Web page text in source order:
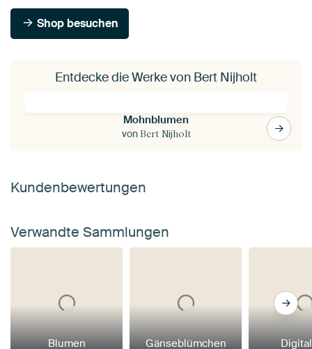
Shop besuchen
Entdecke die Werke von Bert Nijholt
Mohnblumen
von Bert Nijholt
Kundenbewertungen
Verwandte Sammlungen
Blumen Gänseblümchen